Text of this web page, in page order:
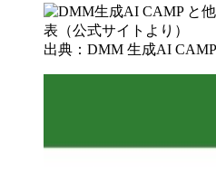
出典：DMM 生成AI